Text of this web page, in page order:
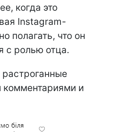
когда это
Instagram-
полагать, что он
с ролью отца.
комментариями и